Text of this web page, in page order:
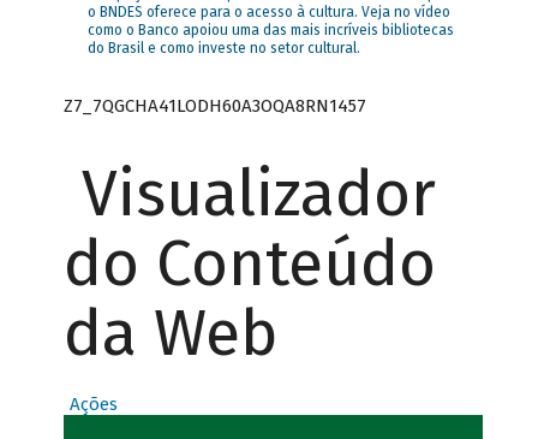
o BNDES oferece para o acesso à cultura. Veja no vídeo
como o Banco apoiou uma das mais incríveis bibliotecas
do Brasil e como investe no setor cultural.
Z7_7QGCHA41LODH60A3OQA8RN1457
Visualizador
do Conteúdo
da Web
Ações